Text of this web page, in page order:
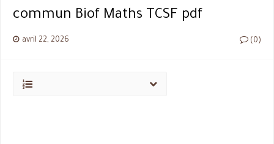
commun Biof Maths TCSF pdf
avril 22, 2026 (0)